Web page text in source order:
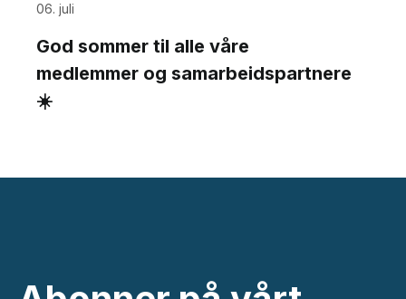
06. juli
God sommer til alle våre
medlemmer og samarbeidspartnere
☀️